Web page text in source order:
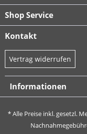
Shop Service
Kontakt
Vertrag widerrufen
Informationen
* Alle Preise inkl. gesetzl.